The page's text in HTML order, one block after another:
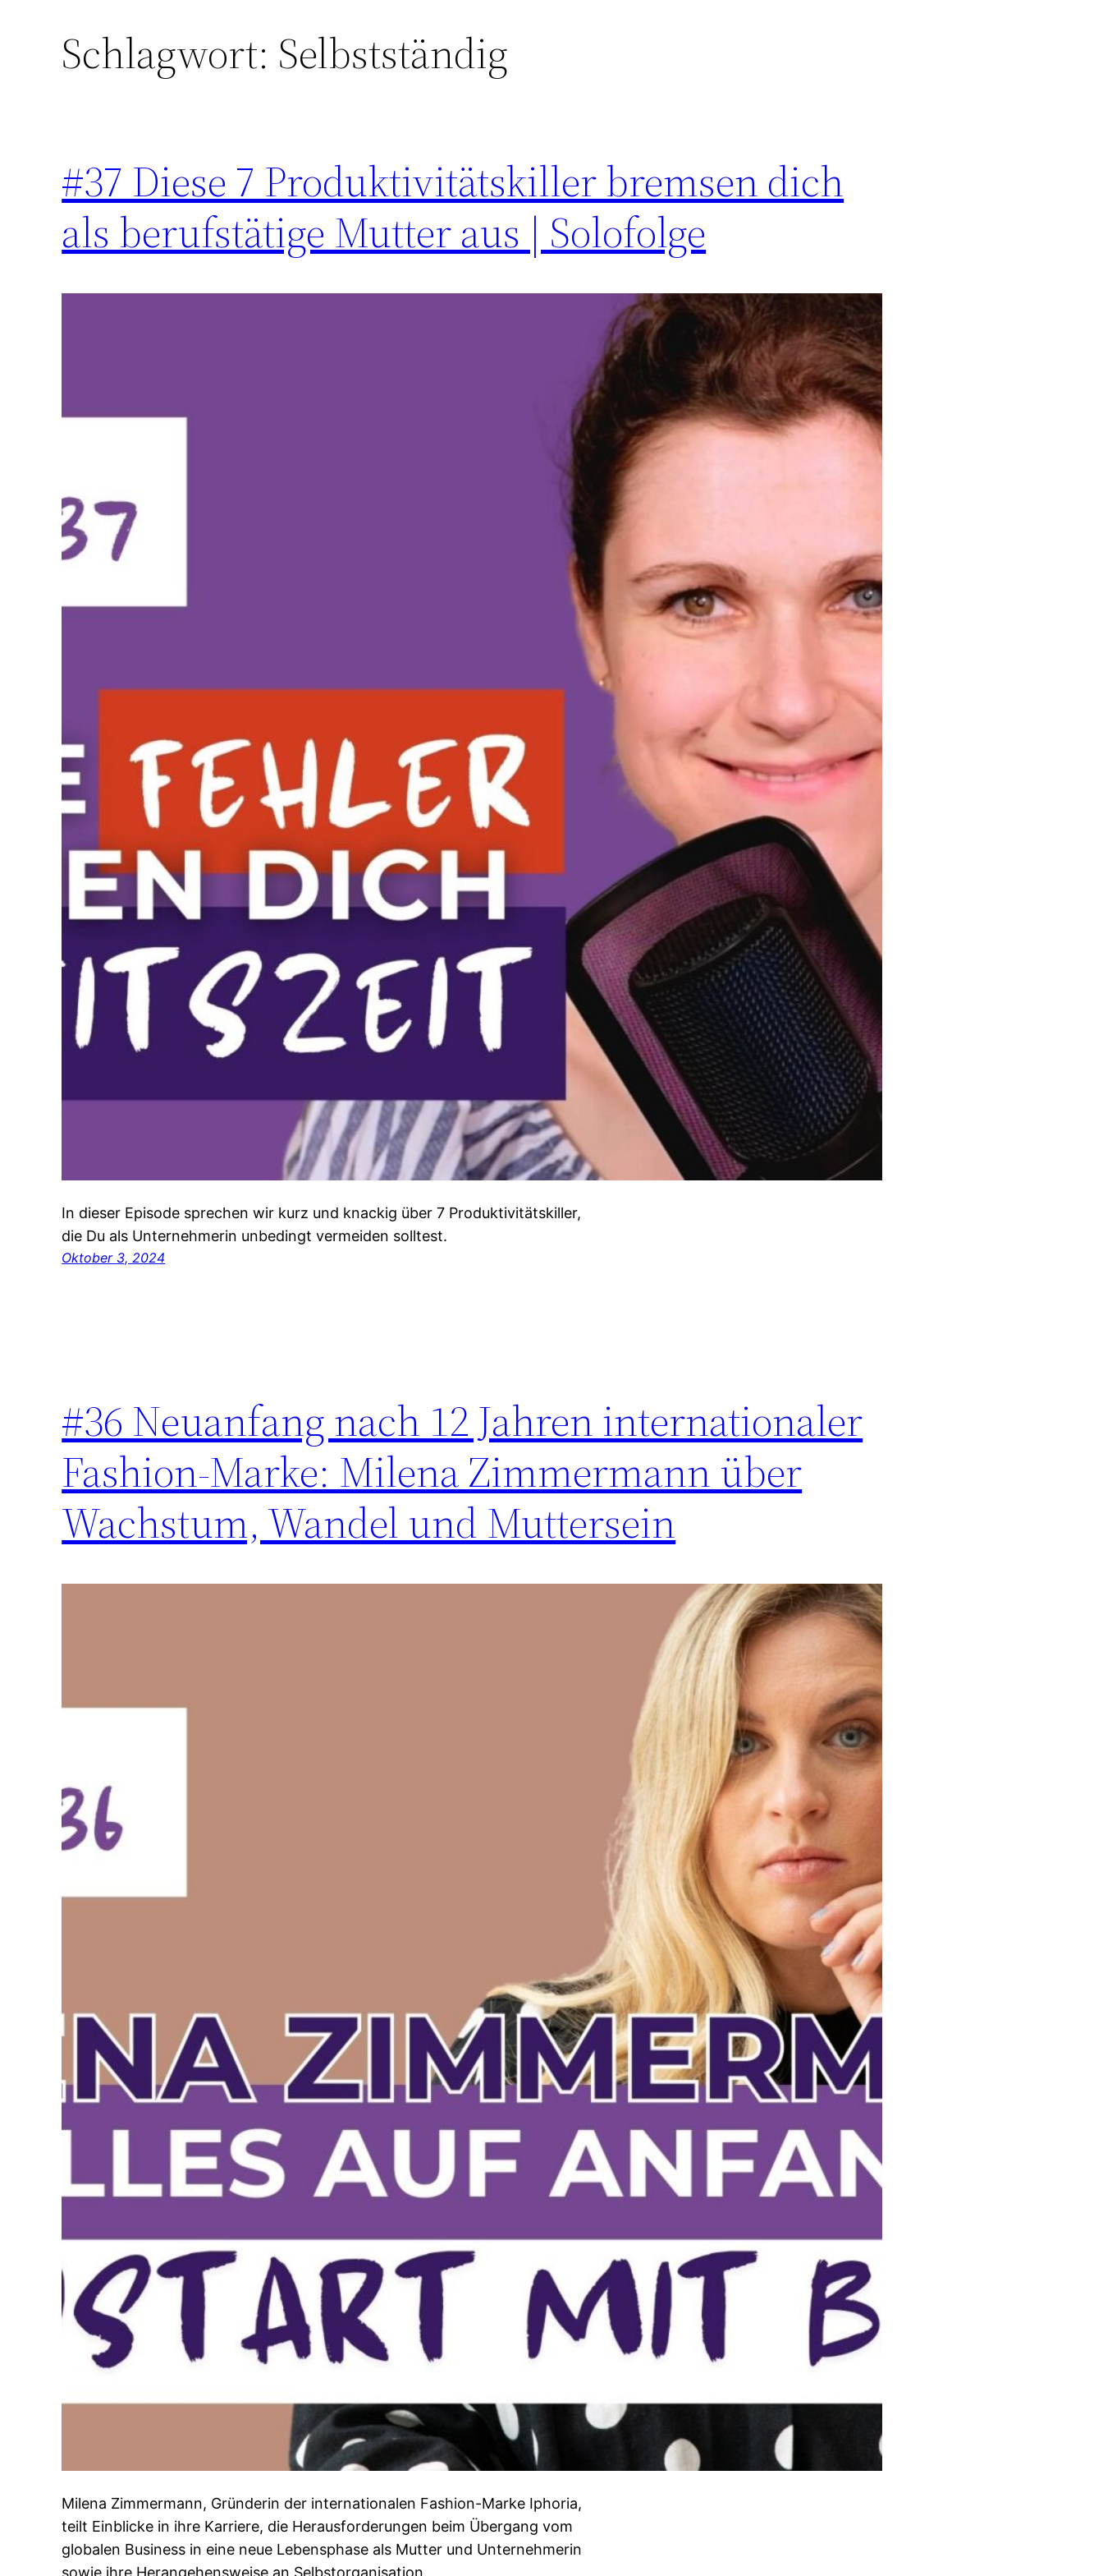
Schlagwort: Selbstständig
#37 Diese 7 Produktivitätskiller bremsen dich
als berufstätige Mutter aus | Solofolge
In dieser Episode sprechen wir kurz und knackig über 7 Produktivitätskiller,
die Du als Unternehmerin unbedingt vermeiden solltest.
Oktober 3, 2024
#36 Neuanfang nach 12 Jahren internationaler
Fashion-Marke: Milena Zimmermann über
Wachstum, Wandel und Muttersein
Milena Zimmermann, Gründerin der internationalen Fashion-Marke Iphoria,
teilt Einblicke in ihre Karriere, die Herausforderungen beim Übergang vom
globalen Business in eine neue Lebensphase als Mutter und Unternehmerin
sowie ihre Herangehensweise an Selbstorganisation.